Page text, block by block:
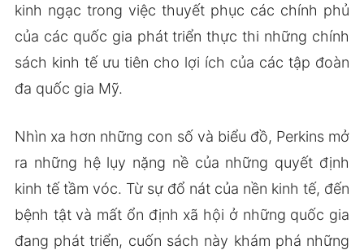
kinh ngạc trong việc thuyết phục các chính phủ
của các quốc gia phát triển thực thi những chính
sách kinh tế ưu tiên cho lợi ích của các tập đoàn
đa quốc gia Mỹ.
Nhìn xa hơn những con số và biểu đồ, Perkins mở
ra những hệ lụy nặng nề của những quyết định
kinh tế tầm vóc. Từ sự đổ nát của nền kinh tế, đến
bệnh tật và mất ổn định xã hội ở những quốc gia
đang phát triển, cuốn sách này khám phá những